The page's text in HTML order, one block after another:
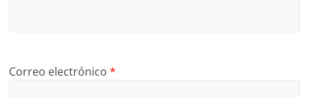
Correo electrónico*